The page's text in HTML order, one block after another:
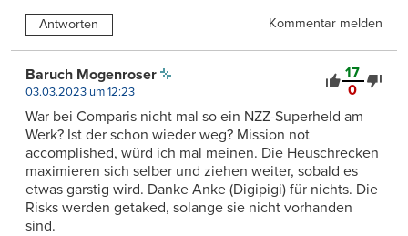
Antworten Kommentar melden
17
0
Baruch Mogenroser
03.03.2023 um 12:23
War bei Comparis nicht mal so ein NZZ-Superheld am
Werk? Ist der schon wieder weg? Mission not
accomplished, würd ich mal meinen. Die Heuschrecken
maximieren sich selber und ziehen weiter, sobald es
etwas garstig wird. Danke Anke (Digipigi) für nichts. Die
Risks werden getaked, solange sie nicht vorhanden
sind.